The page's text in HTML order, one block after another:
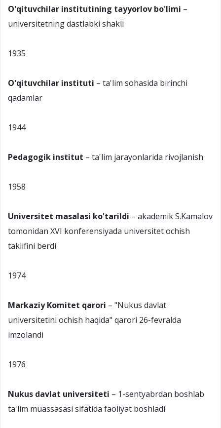
O'qituvchilar institutining tayyorlov bo'limi –
universitetning dastlabki shakli
1935
O'qituvchilar instituti – ta'lim sohasida birinchi
qadamlar
1944
Pedagogik institut – ta'lim jarayonlarida rivojlanish
1958
Universitet masalasi ko'tarildi – akademik S.Kamalov
tomonidan XVI konferensiyada universitet ochish
taklifini berdi
1974
Markaziy Komitet qarori – "Nukus davlat
universitetini ochish haqida" qarori 26-fevralda
imzolandi
1976
Nukus davlat universiteti – 1-sentyabrdan boshlab
ta'lim muassasasi sifatida faoliyat boshladi